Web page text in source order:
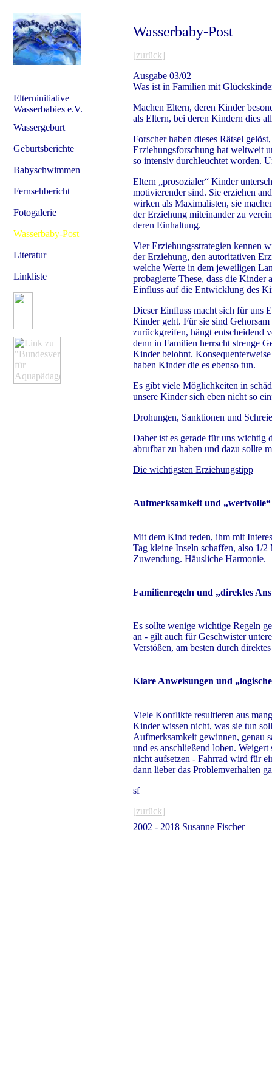
Elterninitiative
Wasserbabies e.V.
Wassergeburt
Geburtsberichte
Babyschwimmen
Fernsehbericht
Fotogalerie
Wasserbaby-Post
Literatur
Linkliste
Wasserbaby-Post
[zurück]
Ausgabe 03/02
Was ist in Familien mit
Machen Eltern, deren Kinder
als Eltern, bei deren Kindern dies
Forscher haben dieses Rätsel
Erziehungsforschung hat weltweit
so intensiv durchleuchtet worden.
Eltern „prosozialer“ Kinder
motivierender sind. Sie erziehen
wirken als Maximalisten, sie
der Erziehung miteinander zu
deren Einhaltung.
Vier Erziehungsstrategien kennen
der Erziehung, den autoritativen
welche Werte in dem jeweiligen
probagierte These, dass die
Einfluss auf die Entwicklung des
Dieser Einfluss macht sich für uns
Kinder geht. Für sie sind
zurückgreifen, hängt entscheidend
denn in Familien herrscht strenge
Kinder belohnt.
haben Kinder die es ebenso tun.
Es gibt viele Möglichkeiten in
unsere Kinder sich eben nicht so
Drohungen, Sanktionen und
Daher ist es gerade für uns wichtig
abrufbar zu haben und dazu sollte
Die wichtigsten Erziehungstipp
Aufmerksamkeit und
Mit dem Kind reden, ihm mit
Tag kleine Inseln schaffen, also 1/
Zuwendung. Häusliche Harmonie.
Familienregeln und „direktes
Es sollte wenige wichtige Regeln
an - gilt auch für Geschwister
Verstößen, am besten durch
Klare Anweisungen und
Viele Konflikte resultieren aus
Kinder wissen nicht, was sie tun
Aufmerksamkeit gewinnen, genau
und es anschließend loben.
nicht aufsetzen - Fahrrad wird für
dann lieber das Problemverhalten
sf
[zurück]
2002 - 2018 Susanne Fischer